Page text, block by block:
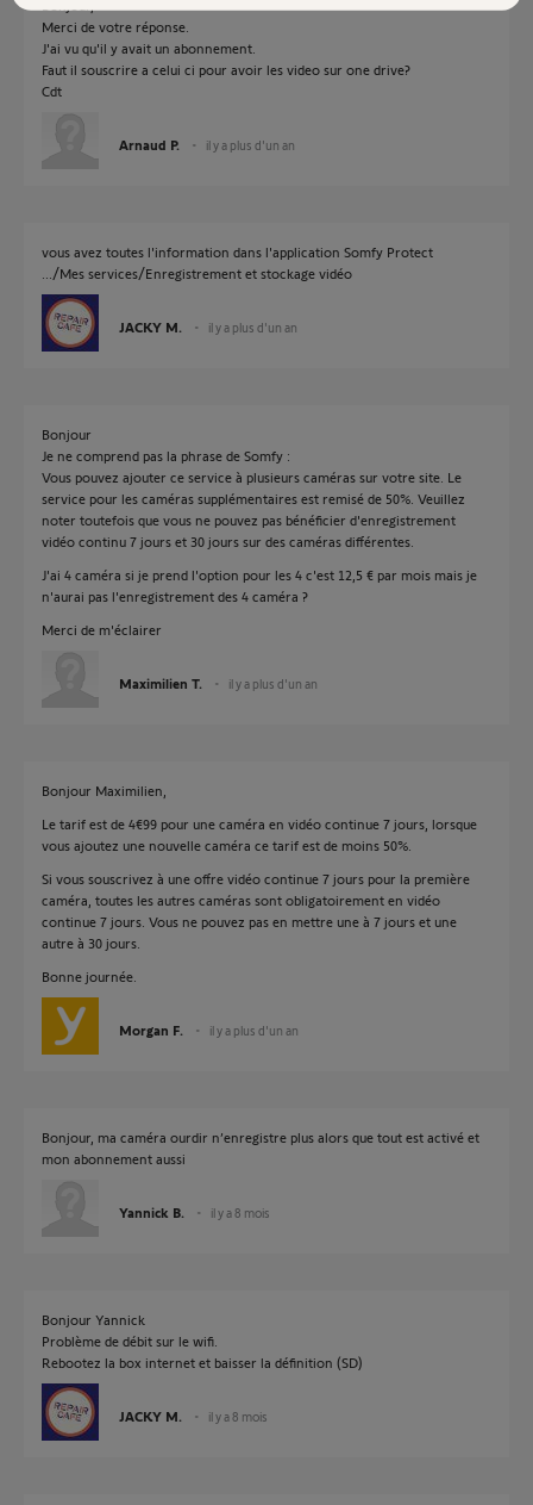
Merci de votre réponse.
J'ai vu qu'il y avait un abonnement.
Faut il souscrire a celui ci pour avoir les video sur one drive?
Cdt
Arnaud P. il y a plus d'un an
vous avez toutes l'information dans l'application Somfy Protect
.../Mes services/Enregistrement et stockage vidéo
JACKY M. il y a plus d'un an
Bonjour
Je ne comprend pas la phrase de Somfy :
Vous pouvez ajouter ce service à plusieurs caméras sur votre site. Le
service pour les caméras supplémentaires est remisé de 50%. Veuillez
noter toutefois que vous ne pouvez pas bénéficier d'enregistrement
vidéo continu 7 jours et 30 jours sur des caméras différentes.
J'ai 4 caméra si je prend l'option pour les 4 c'est 12,5 € par mois mais je
n'aurai pas l'enregistrement des 4 caméra ?
Merci de m'éclairer
Maximilien T. il y a plus d'un an
Bonjour Maximilien,
Le tarif est de 4€99 pour une caméra en vidéo continue 7 jours, lorsque
vous ajoutez une nouvelle caméra ce tarif est de moins 50%.
Si vous souscrivez à une offre vidéo continue 7 jours pour la première
caméra, toutes les autres caméras sont obligatoirement en vidéo
continue 7 jours. Vous ne pouvez pas en mettre une à 7 jours et une
autre à 30 jours.
Bonne journée.
Morgan F. il y a plus d'un an
Bonjour, ma caméra ourdir n’enregistre plus alors que tout est activé et
mon abonnement aussi
Yannick B. il y a 8 mois
Bonjour Yannick
Problème de débit sur le wifi.
Rebootez la box internet et baisser la définition (SD)
JACKY M. il y a 8 mois